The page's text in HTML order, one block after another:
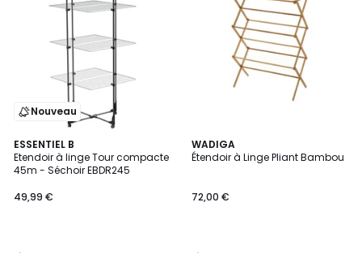
Nouveau
ESSENTIEL B
Etendoir à linge Tour compacte
45m - Séchoir EBDR245
49,99 €
1
/
5
WADIGA
Étendoir à Linge Pliant Bambou
72,00 €
3,7
/ 5